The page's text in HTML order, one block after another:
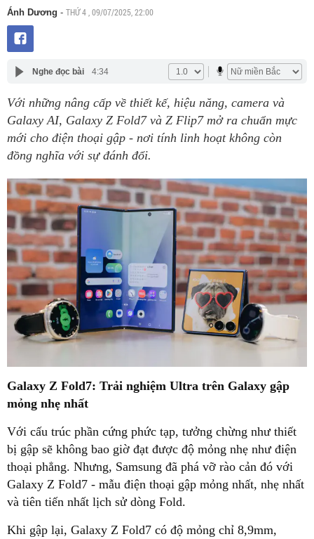
Ánh Dương - THỨ 4 , 09/07/2025, 22:00
Nghe đọc bài 4:34
Với những nâng cấp về thiết kế, hiệu năng, camera và
Galaxy AI, Galaxy Z Fold7 và Z Flip7 mở ra chuẩn mực
mới cho điện thoại gập - nơi tính linh hoạt không còn
đồng nghĩa với sự đánh đổi.
Galaxy Z Fold7: Trải nghiệm Ultra trên Galaxy gập
mỏng nhẹ nhất
Với cấu trúc phần cứng phức tạp, tưởng chừng như thiết
bị gập sẽ không bao giờ đạt được độ mỏng nhẹ như điện
thoại phẳng. Nhưng, Samsung đã phá vỡ rào cản đó với
Galaxy Z Fold7 - mẫu điện thoại gập mỏng nhất, nhẹ nhất
và tiên tiến nhất lịch sử dòng Fold.
Khi gập lại, Galaxy Z Fold7 có độ mỏng chỉ 8,9mm,